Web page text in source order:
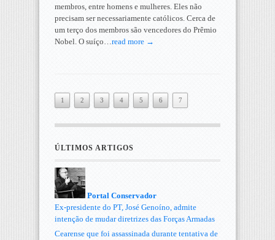
membros, entre homens e mulheres. Eles não
precisam ser necessariamente católicos. Cerca de
um terço dos membros são vencedores do Prêmio
Nobel. O suíço…read more →
1 2 3 4 5 6 7
ÚLTIMOS ARTIGOS
Portal Conservador
Ex-presidente do PT, José Genoíno, admite
intenção de mudar diretrizes das Forças Armadas
Cearense que foi assassinada durante tentativa de